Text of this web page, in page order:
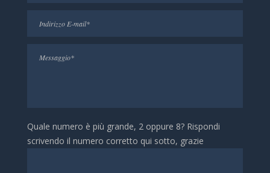
Quale numero è più grande, 2 oppure 8? Rispondi
scrivendo il numero corretto qui sotto, grazie